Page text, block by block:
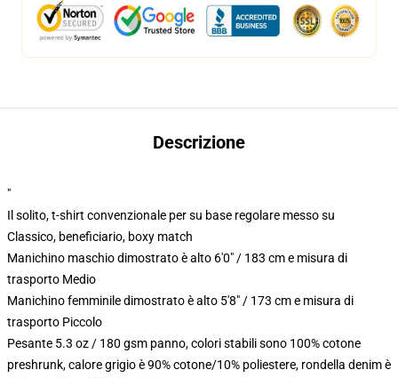
Descrizione
"
Il solito, t-shirt convenzionale per su base regolare messo su
Classico, beneficiario, boxy match
Manichino maschio dimostrato è alto 6'0" / 183 cm e misura di
trasporto Medio
Manichino femminile dimostrato è alto 5'8" / 173 cm e misura di
trasporto Piccolo
Pesante 5.3 oz / 180 gsm panno, colori stabili sono 100% cotone
preshrunk, calore grigio è 90% cotone/10% poliestere, rondella denim è